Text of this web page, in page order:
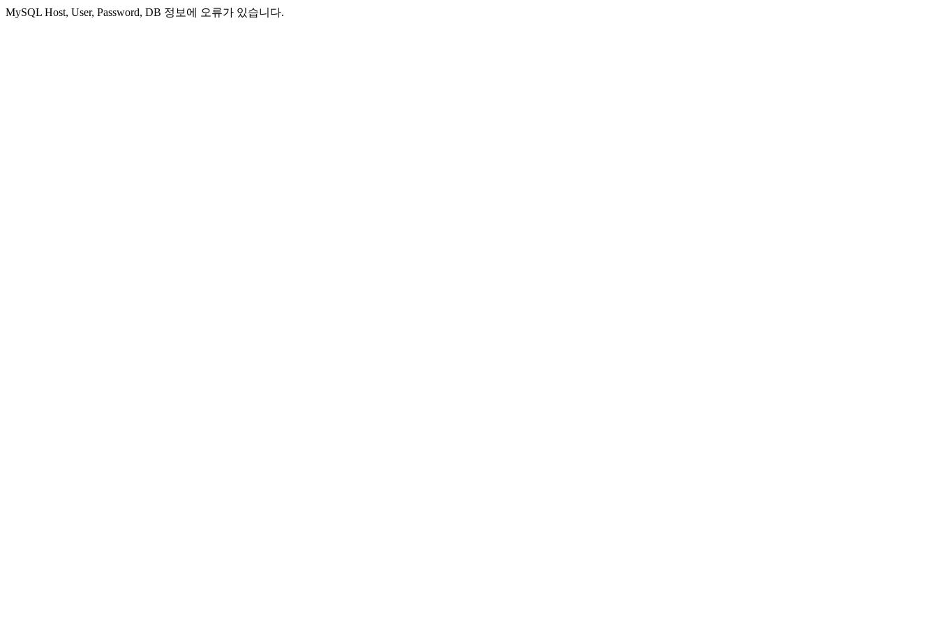
MySQL Host, User, Password, DB 정보에 오류가 있습니다.